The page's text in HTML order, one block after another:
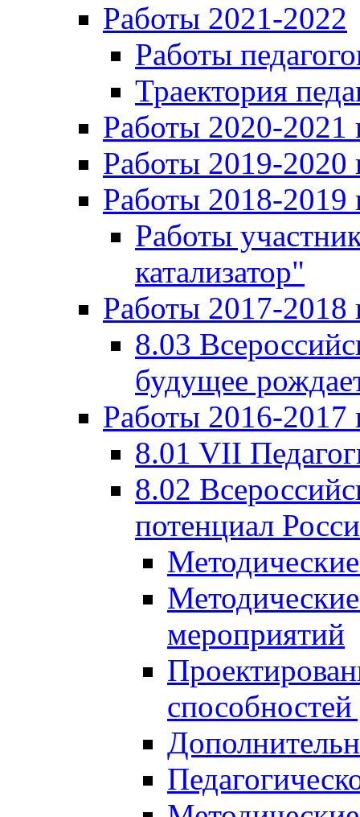
Работы 2021-2022
Работы
Траектория
Работы 2020-2021
Работы 2019-2020
Работы 2018-2019
Работы
катализатор"
Работы 2017-2018
8.03
будущее
Работы 2016-2017
8.01 VII
8.02
потенциал
мероприятий